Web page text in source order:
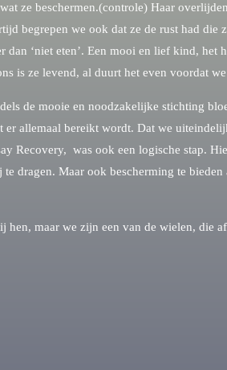
ze beschermen.(controle) Haar
begrepen we ook dat ze de rust had die
dan ‘niet eten’. Een mooi en lief kind, het
is ze levend, al duurt het even voordat
de mooie en noodzakelijke stichting
er allemaal bereikt wordt. Dat we
Recovery, was ook een logische stap.
te dragen. Maar ook bescherming te bieden
hen, maar we zijn een van de wielen, die